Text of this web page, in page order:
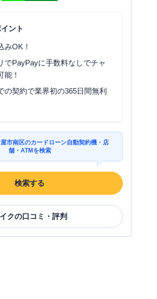
ント
みOK！
でPayPayに手数料なしでチャ
能！
の契約で業界初の365日間無利
市南区のカードローン自動契約機・店
舗・ATMを検索
検索する
クの口コミ・評判